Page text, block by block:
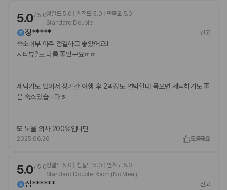
5.0/ 5.0청결도 5.0 | 친절도 5.0 | 만족도 5.0
Standard Double
정***** 신고
숙소내부 아주 청결하고 좋았어요!!
시티뷰?도 나름 좋았구요ㅎㅎ
세탁기도 있어서 장기간 여행 후 2박정도 연박할때 묵으면 세탁하기도 좋
은 숙소였습니다ㅎ
또 묵을 의사 200%입니딘
2025.06.26 도움돼요
5.0/ 5.0청결도 5.0 | 친절도 5.0 | 만족도 5.0
Standard Double Room (No Meal)
심****** 신고